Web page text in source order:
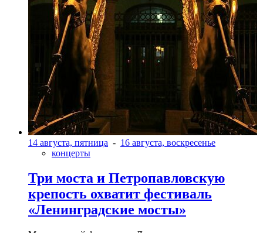
14 августа, пятница - 16 августа, воскресенье
концерты
Три моста и Петропавловскую
крепость охватит фестиваль
«Ленинградские мосты»